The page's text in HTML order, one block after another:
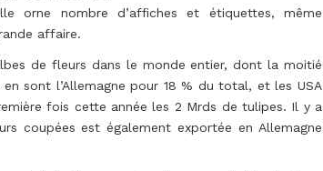
orne nombre d’affiches et étiquettes, même
affaire.
de fleurs dans le monde entier, dont la moitié
sont l’Allemagne pour 18 % du total, et les USA
fois cette année les 2 Mrds de tulipes. Il y a
coupées est également exportée en Allemagne